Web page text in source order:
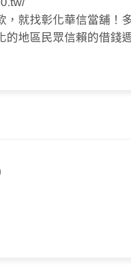
，就找彰化華信當舖！
的地區民眾信賴的借錢